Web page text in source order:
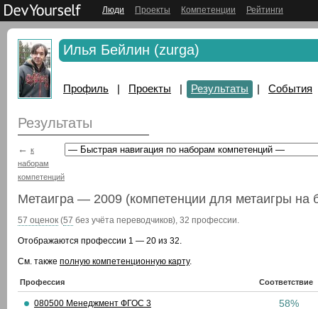
Люди Проекты Компетенции Рейтинги
Илья Бейлин (zurga)
Профиль | Проекты | Результаты | События
Результаты
← к
наборам
компетенций
Метаигра — 2009 (компетенции для метаигры на
57 оценок (57 без учёта переводчиков), 32 профессии.
Отображаются профессии 1 — 20 из 32.
См. также полную компетенционную карту.
Профессия Соответствие
080500 Менеджмент ФГОС 3 58%